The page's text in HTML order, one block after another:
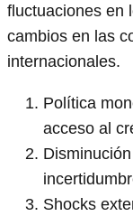
fluctuaciones en
cambios en las
internacionales.
Política
acceso al
Shocks